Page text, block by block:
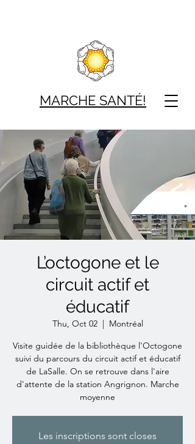
MARCHE SANTÉ!
L’octogone et le
circuit actif et
éducatif
Thu, Oct 02
  |
Montréal
Visite guidée de la bibliothèque l'Octogone
suivi du parcours du circuit actif et éducatif
de LaSalle. On se retrouve dans l'aire
d'attente de la station Angrignon. Marche
moyenne
Les inscriptions sont closes